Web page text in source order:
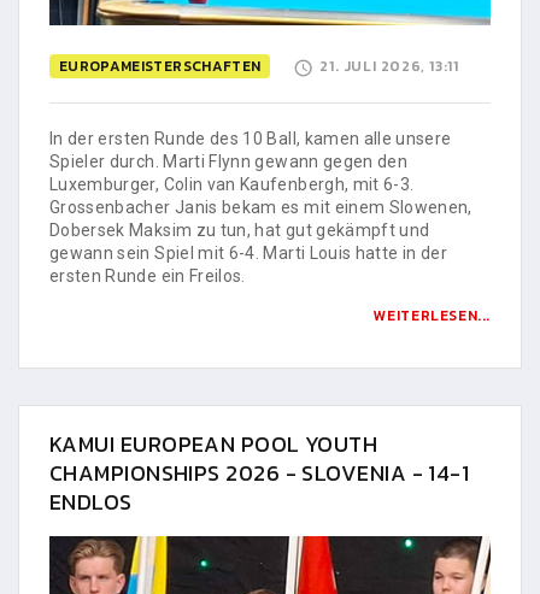
EUROPAMEISTERSCHAFTEN 21. JULI 2026, 13:11
In der ersten Runde des 10 Ball, kamen alle unsere
Spieler durch. Marti Flynn gewann gegen den
Luxemburger, Colin van Kaufenbergh, mit 6-3.
Grossenbacher Janis bekam es mit einem Slowenen,
Dobersek Maksim zu tun, hat gut gekämpft und
gewann sein Spiel mit 6-4. Marti Louis hatte in der
ersten Runde ein Freilos.
WEITERLESEN...
KAMUI EUROPEAN POOL YOUTH
CHAMPIONSHIPS 2026 - SLOVENIA - 14-1
ENDLOS